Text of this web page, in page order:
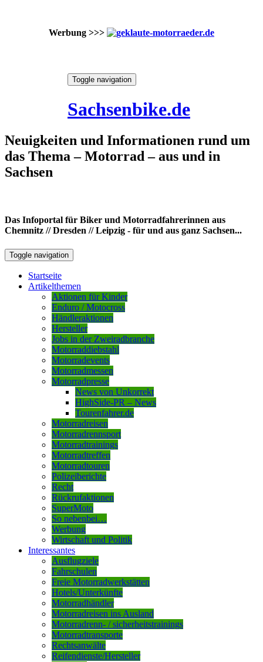
Werbung >>>
Toggle navigation
Sachsenbike.de
Neuigkeiten und Informationen rund um
das Thema – Motorrad – aus und in
Sachsen
Das Infoportal für Biker und Motorradfahrerinnen aus
Chemnitz // Dresden // Leipzig - für und aus ganz Sachsen...
Toggle navigation
Startseite
Artikelthemen
Aktionen für Kinder
Enduro / Motocross
Händleraktionen
Hersteller
Jobs in der Zweiradbranche
Motorraddiebstahl
Motorradevents
Motorradmessen
Motorradpresse
News von Unkorrekt
HighSide-PR – News
Tourenfahrer.de
Motorradreisen
Motorradrennsport
Motorradtrainings
Motorradtreffen
Motorradtouren
Polizeiberichte
Recht
Rückrufaktionen
SuperMoto
So nebenbei…
Werbung
Wirtschaft und Politik
Interessantes
Ausflugziele
Fahrschulen
Freie Motorradwerkstätten
Hotels/Unterkünfte
Motorradhändler
Motorradreisen ins Ausland
Motorradrenn- / sicherheitstrainings
Motorradtransporte
Rechtsanwälte
Reifendienste/Hersteller